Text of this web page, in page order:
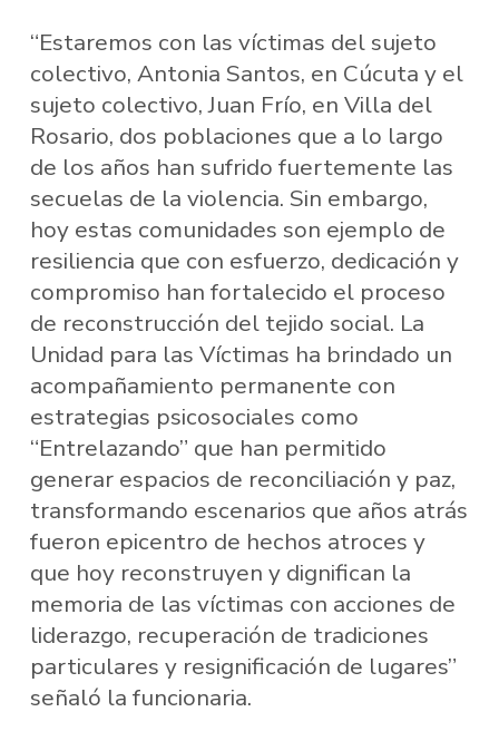
“Estaremos con las víctimas del sujeto
colectivo, Antonia Santos, en Cúcuta y el
sujeto colectivo, Juan Frío, en Villa del
Rosario, dos poblaciones que a lo largo
de los años han sufrido fuertemente las
secuelas de la violencia. Sin embargo,
hoy estas comunidades son ejemplo de
resiliencia que con esfuerzo, dedicación y
compromiso han fortalecido el proceso
de reconstrucción del tejido social. La
Unidad para las Víctimas ha brindado un
acompañamiento permanente con
estrategias psicosociales como
“Entrelazando” que han permitido
generar espacios de reconciliación y paz,
transformando escenarios que años atrás
fueron epicentro de hechos atroces y
que hoy reconstruyen y dignifican la
memoria de las víctimas con acciones de
liderazgo, recuperación de tradiciones
particulares y resignificación de lugares”
señaló la funcionaria.